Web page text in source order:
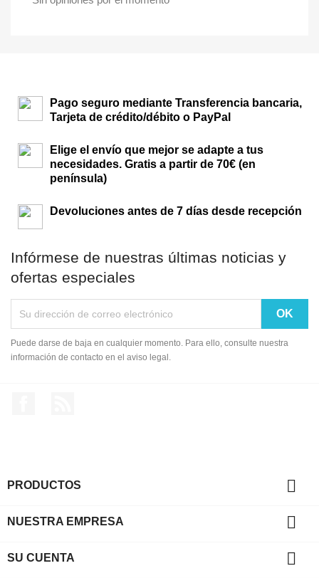
Pago seguro mediante Transferencia bancaria,
Tarjeta de crédito/débito o PayPal
Elige el envío que mejor se adapte a tus
necesidades. Gratis a partir de 70€ (en
península)
Devoluciones antes de 7 días desde recepción
Infórmese de nuestras últimas noticias y
ofertas especiales
Puede darse de baja en cualquier momento. Para ello, consulte nuestra
información de contacto en el aviso legal.
PRODUCTOS 
NUESTRA EMPRESA 
SU CUENTA 